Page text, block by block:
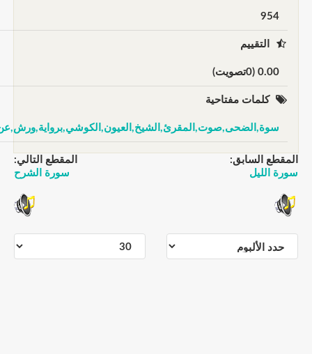
التقييم
كلمات مفتاحية
سوة,الضحى,صوت,المقرئ,الشيخ,العيون,الكوشي,برواية,ورش,عن,نافع
السابق:
الليل
المقطع التالي:
سورة الشرح